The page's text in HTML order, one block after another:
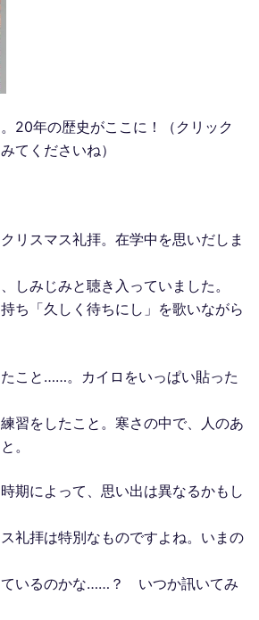
20年の歴史がここに！（クリック
てくださいね）
リスマス礼拝。在学中を思いだしま
しみじみと聴き入っていました。
ち「久しく待ちにし」を歌いながら
こと……。カイロをいっぱい貼った
習をしたこと。寒さの中で、人のあ
。
期によって、思い出は異なるかもし
礼拝は特別なものですよね。いまの
ているのかな……？ いつか訊いてみ